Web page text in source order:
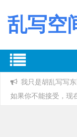
乱写空
我只是胡乱写写
如果你不能接受，现